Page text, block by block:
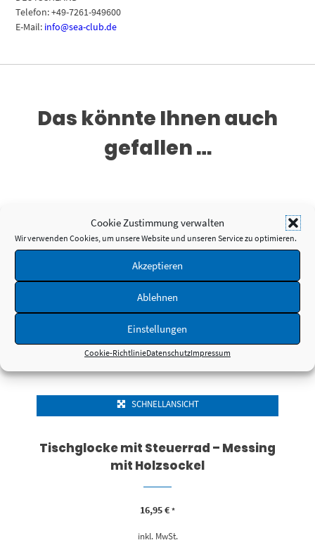
Cookie Zustimmung verwalten
Wir verwenden Cookies, um unsere Website und unseren Service zu optimieren.
Akzeptieren
Ablehnen
Einstellungen
Cookie-RichtlinieDatenschutzImpressum
Telefon: +49-7261-949600
E-Mail: info@sea-club.de
Das könnte Ihnen auch
gefallen …
SCHNELLANSICHT
Tischglocke mit Steuerrad – Messing
mit Holzsockel
16,95€ *
inkl. MwSt.